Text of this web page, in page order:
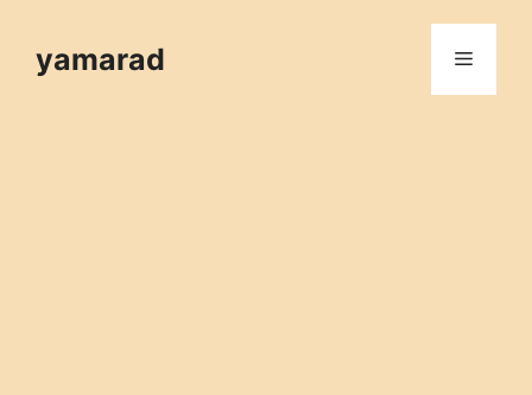
yamarad 메